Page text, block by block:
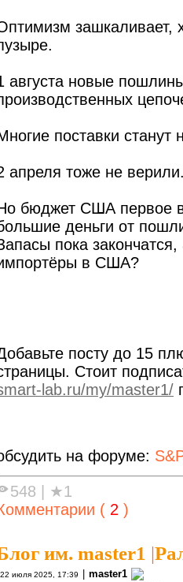
зашкаливает,
августа новые
поставки станут
апреля тоже не
бюджет США первое
деньги от
пока
в США?
посту до 15
Стоит
lab.ru/my/master1/
на форуме:
548
★1
( 2 )
им. master1 |
22 июля 2025, 17:39 master1